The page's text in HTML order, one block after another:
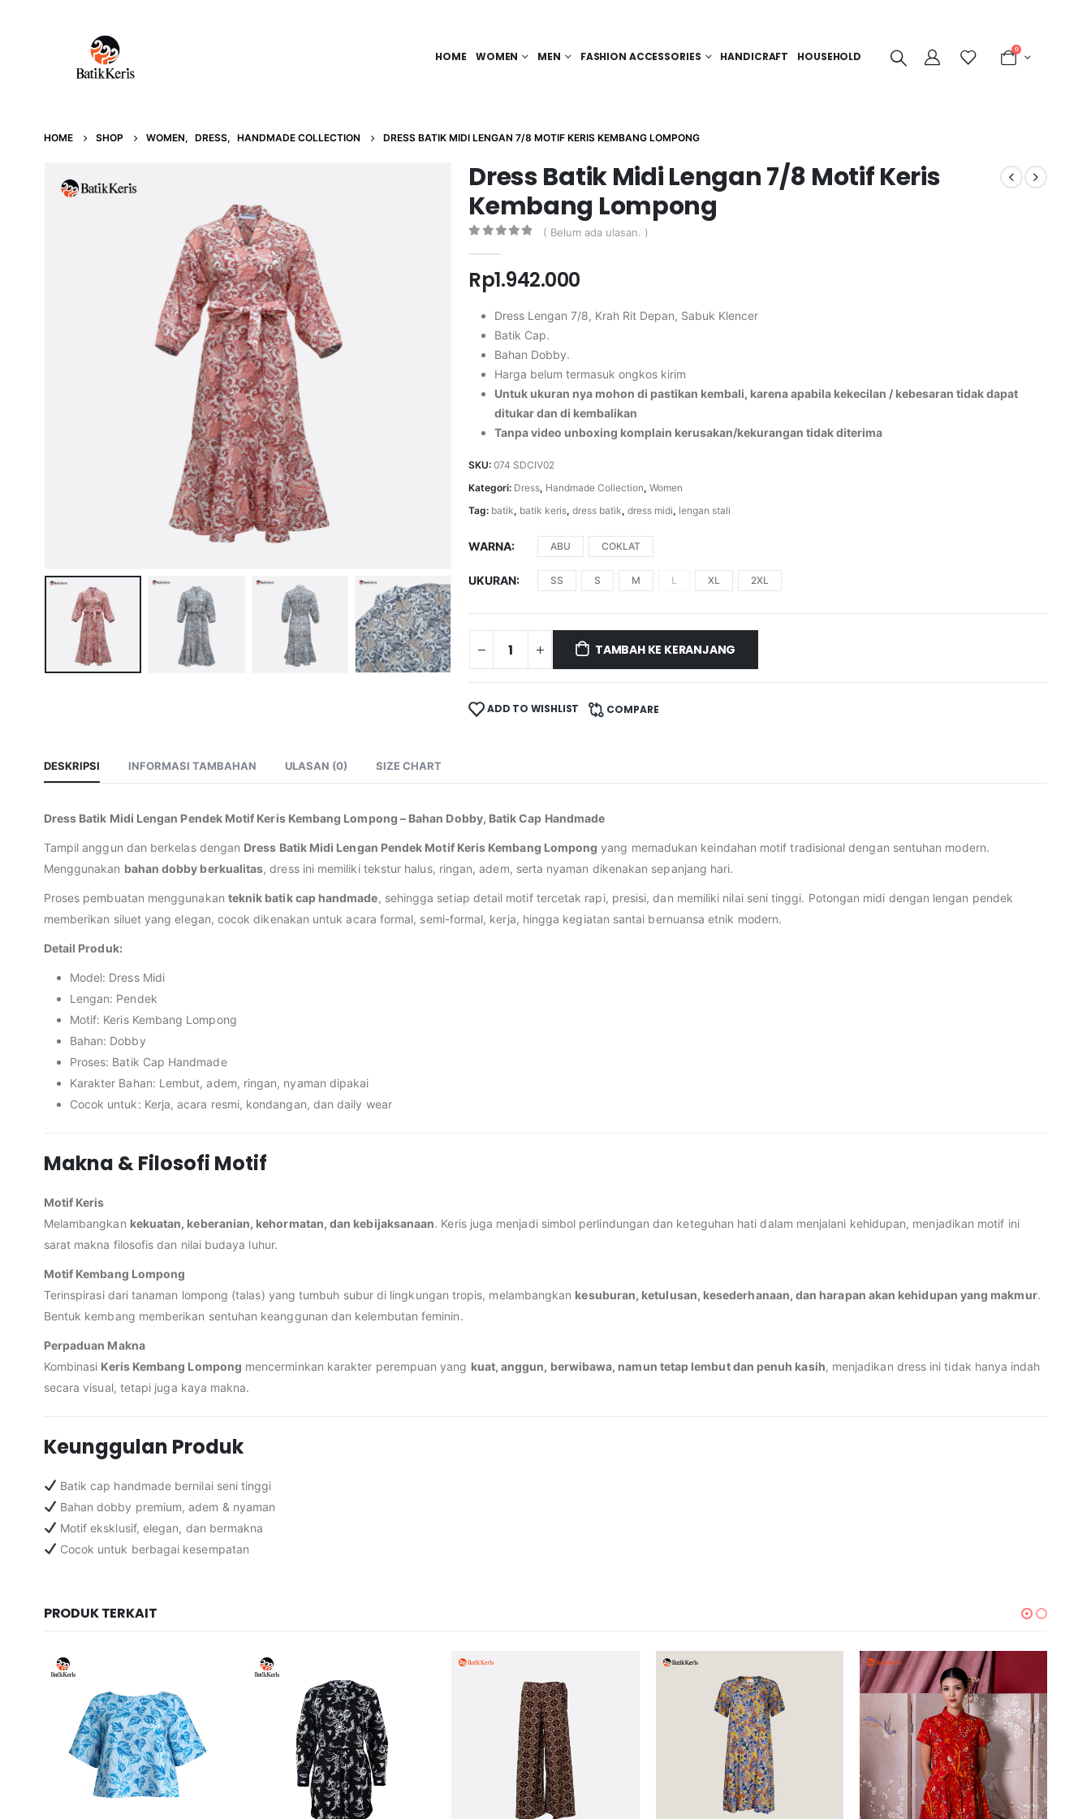
HOME WOMEN MEN FASHION ACCESSORIES HANDICRAFT HOUSEHOLD
0
HOME SHOP WOMEN, DRESS, HANDMADE COLLECTION DRESS BATIK MIDI LENGAN 7/8 MOTIF KERIS KEMBANG LOMPONG
Dress Batik Midi Lengan 7/8 Motif Keris
Kembang Lompong
( Belum ada ulasan. )
Rp1.942.000
Dress Lengan 7/8, Krah Rit Depan, Sabuk Klencer
Batik Cap.
Bahan Dobby.
Harga belum termasuk ongkos kirim
Untuk ukuran nya mohon di pastikan kembali, karena apabila kekecilan / kebesaran tidak dapat
ditukar dan di kembalikan
Tanpa video unboxing komplain kerusakan/kekurangan tidak diterima
SKU:074 SDCIV02
Kategori: Dress, Handmade Collection,Women
Tag: batik, batik keris,dress batik,dress midi, lengan stali
WARNA ABU COKLAT
UKURAN SS S M L XL 2XL
TAMBAH KE KERANJANG
ADD TO WISHLIST COMPARE
DESKRIPSI INFORMASI TAMBAHAN ULASAN (0) SIZE CHART
Dress Batik Midi Lengan Pendek Motif Keris Kembang Lompong – Bahan Dobby, Batik Cap Handmade
Tampil anggun dan berkelas dengan Dress Batik Midi Lengan Pendek Motif Keris Kembang Lompong yang memadukan keindahan motif tradisional dengan sentuhan modern.
Menggunakan bahan dobby berkualitas, dress ini memiliki tekstur halus, ringan, adem, serta nyaman dikenakan sepanjang hari.
Proses pembuatan menggunakan teknik batik cap handmade, sehingga setiap detail motif tercetak rapi, presisi, dan memiliki nilai seni tinggi. Potongan midi dengan lengan pendek
memberikan siluet yang elegan, cocok dikenakan untuk acara formal, semi-formal, kerja, hingga kegiatan santai bernuansa etnik modern.
Detail Produk:
Model: Dress Midi
Lengan: Pendek
Motif: Keris Kembang Lompong
Bahan: Dobby
Proses: Batik Cap Handmade
Karakter Bahan: Lembut, adem, ringan, nyaman dipakai
Cocok untuk: Kerja, acara resmi, kondangan, dan daily wear
Makna & Filosofi Motif
Motif Keris
Melambangkan kekuatan, keberanian, kehormatan, dan kebijaksanaan. Keris juga menjadi simbol perlindungan dan keteguhan hati dalam menjalani kehidupan, menjadikan motif ini
sarat makna filosofis dan nilai budaya luhur.
Motif Kembang Lompong
Terinspirasi dari tanaman lompong (talas) yang tumbuh subur di lingkungan tropis, melambangkan kesuburan, ketulusan, kesederhanaan, dan harapan akan kehidupan yang makmur.
Bentuk kembang memberikan sentuhan keanggunan dan kelembutan feminin.
Perpaduan Makna
Kombinasi Keris Kembang Lompong mencerminkan karakter perempuan yang kuat, anggun, berwibawa, namun tetap lembut dan penuh kasih, menjadikan dress ini tidak hanya indah
secara visual, tetapi juga kaya makna.
Keunggulan Produk
Batik cap handmade bernilai seni tinggi
Bahan dobby premium, adem & nyaman
Motif eksklusif, elegan, dan bermakna
Cocok untuk berbagai kesempatan
PRODUK TERKAIT